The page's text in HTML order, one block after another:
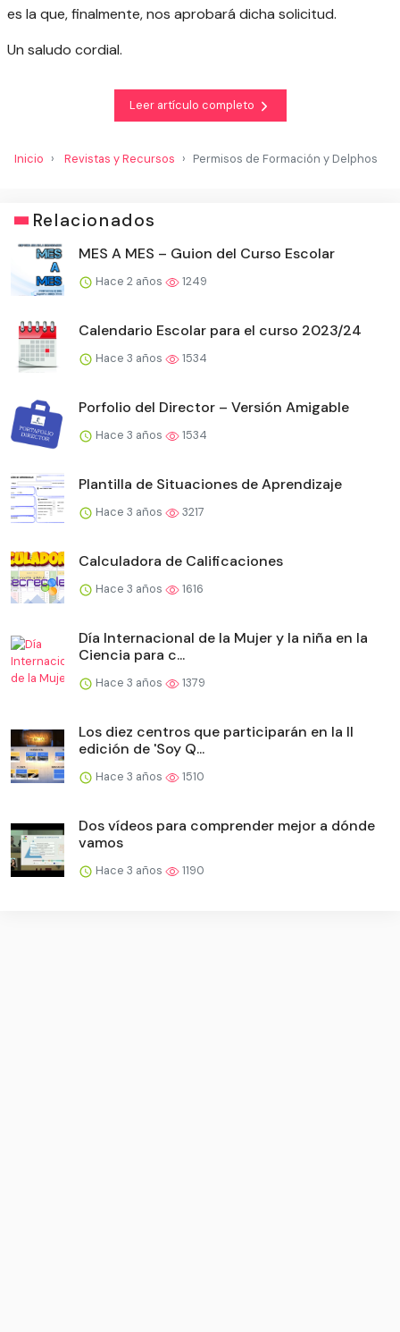
es la que, finalmente, nos aprobará dicha solicitud.
Un saludo cordial.
Leer artículo completo
Inicio Revistas y Recursos Permisos de Formación y Delphos
Relacionados
MES A MES – Guion del Curso Escolar
Hace 2 años 1249
Calendario Escolar para el curso 2023/24
Hace 3 años 1534
Porfolio del Director – Versión Amigable
Hace 3 años 1534
Plantilla de Situaciones de Aprendizaje
Hace 3 años 3217
Calculadora de Calificaciones
Hace 3 años 1616
Día Internacional de la Mujer y la niña en la
Ciencia para c...
Hace 3 años 1379
Los diez centros que participarán en la II
edición de 'Soy Q...
Hace 3 años 1510
Dos vídeos para comprender mejor a dónde
vamos
Hace 3 años 1190